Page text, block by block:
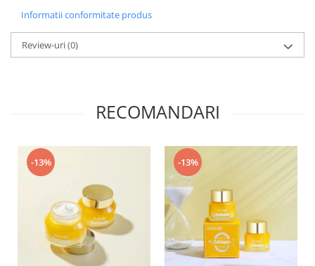
Informatii conformitate produs
Review-uri(0)
RECOMANDARI
-13% -13%